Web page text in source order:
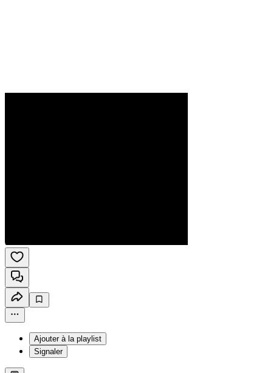
Ajouter à la playlist
Signaler